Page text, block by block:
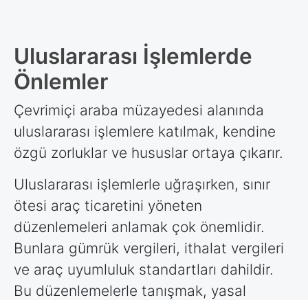
Uluslararası İşlemlerde
Önlemler
Çevrimiçi araba müzayedesi alanında
uluslararası işlemlere katılmak, kendine
özgü zorluklar ve hususlar ortaya çıkarır.
Uluslararası işlemlerle uğraşırken, sınır
ötesi araç ticaretini yöneten
düzenlemeleri anlamak çok önemlidir.
Bunlara gümrük vergileri, ithalat vergileri
ve araç uyumluluk standartları dahildir.
Bu düzenlemelerle tanışmak, yasal